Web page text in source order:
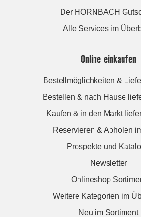
Der HORNBACH
Alle Services im
Online einkaufen
Bestellmöglichkeiten &
Bestellen & nach Hause
Kaufen & in den Markt
Reservieren & Abholen
Prospekte und
Newsletter
Onlineshop
Weitere Kategorien im
Neu im Sortiment